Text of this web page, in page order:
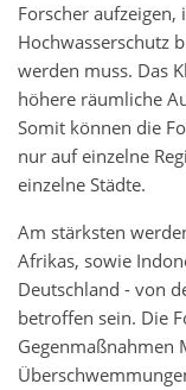
Forscher aufzeigen,
Hochwasserschutz
werden muss. Das
höhere räumliche
Somit können die
nur auf einzelne
einzelne Städte.
Am stärksten
Afrikas, sowie
Deutschland - von
betroffen sein. Die
Gegenmaßnahmen